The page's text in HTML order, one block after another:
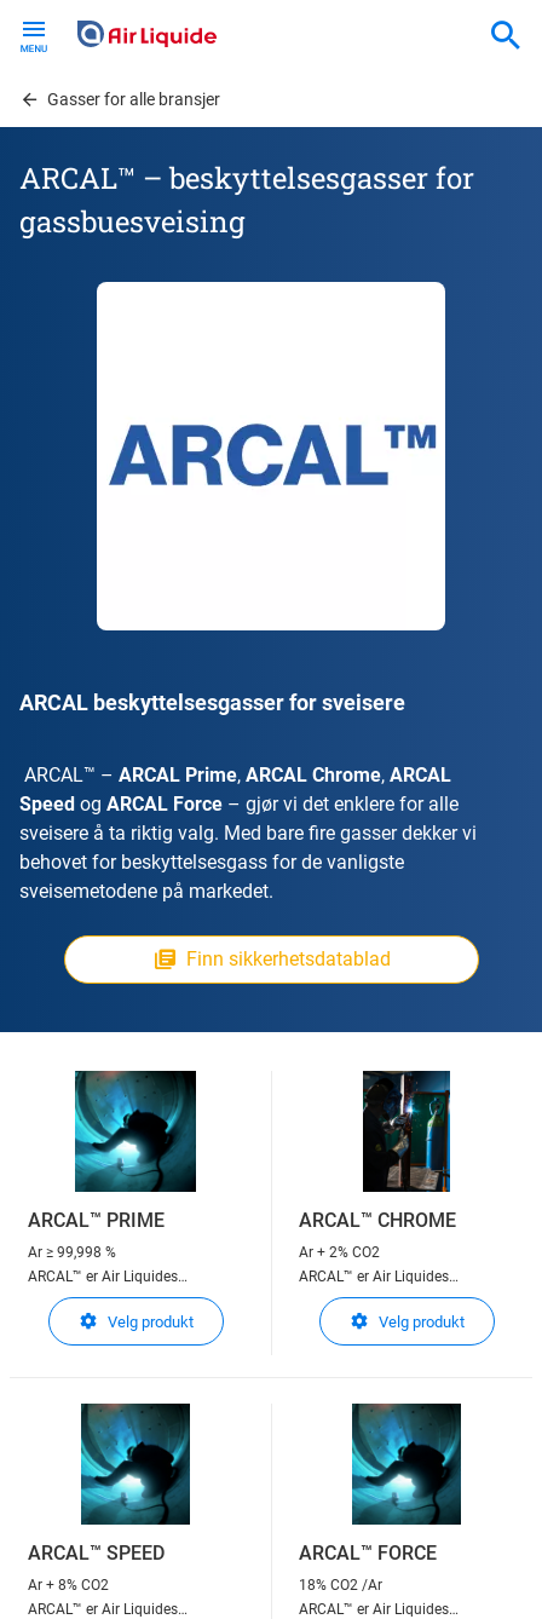
contentGasser for alle bransjer
ARCAL™ – beskyttelsesgasser for
gassbuesveising
ARCAL beskyttelsesgasser for sveisere
ARCAL™ – ARCAL Prime, ARCAL Chrome, ARCAL
Speed og ARCAL Force – gjør vi det enklere for alle
sveisere å ta riktig valg. Med bare fire gasser dekker vi
behovet for beskyttelsesgass for de vanligste
sveisemetodene på markedet.
Finn sikkerhetsdatablad
ARCAL™ PRIME
Ar ≥ 99,998 %
ARCAL™ er Air Liquides
beskyttelsesgasser til
lysbuesveisingVelg produkt
ARCAL™ CHROME
Ar + 2% CO2
ARCAL™ er Air Liquides
beskyttelsesgasser til
lysbuesveising
ARCAL™ Chrome : Det utmerkede
Velg produkt
ARCAL™ SPEED
Ar + 8% CO2
ARCAL™ er Air Liquides
ARCAL™ FORCE
18% CO2 /Ar
ARCAL™ er Air Liquides